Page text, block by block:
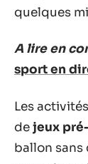
quelques
A lire en
sport en
Les
dejeux
ballon